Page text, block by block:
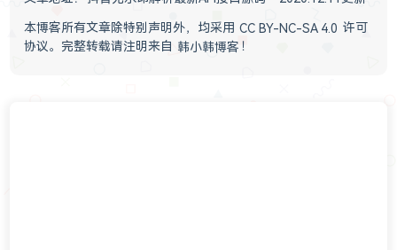
本博客所有文章除特别声明外，均采用 CC BY-NC-SA 4.0 许可
协议。完整转载请注明来自 韩小韩博客 ！